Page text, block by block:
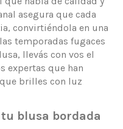
asegura que cada
convirtiéndola en una
temporadas fugaces
llevás con vos el
expertas que han
brilles con luz
blusa bordada